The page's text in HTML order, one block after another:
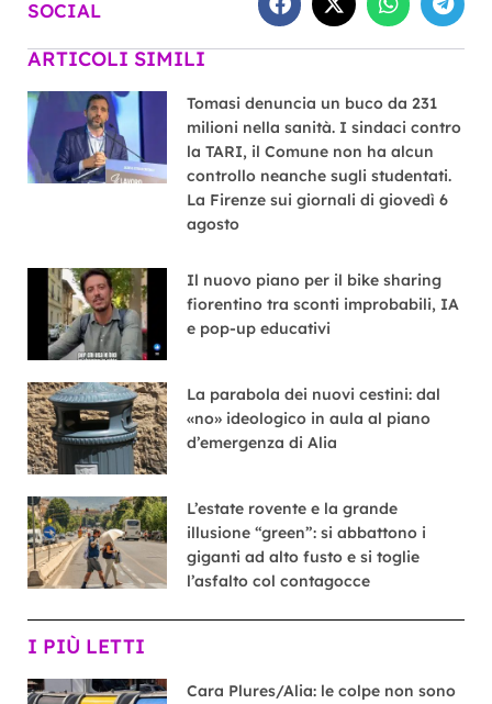
SOCIAL
ARTICOLI SIMILI
Tomasi denuncia un buco da 231
milioni nella sanità. I sindaci contro
la TARI, il Comune non ha alcun
controllo neanche sugli studentati.
La Firenze sui giornali di giovedì 6
agosto
Il nuovo piano per il bike sharing
fiorentino tra sconti improbabili, IA
e pop-up educativi
La parabola dei nuovi cestini: dal
«no» ideologico in aula al piano
d’emergenza di Alia
L’estate rovente e la grande
illusione “green”: si abbattono i
giganti ad alto fusto e si toglie
l’asfalto col contagocce
I PIÙ LETTI
Cara Plures/Alia: le colpe non sono